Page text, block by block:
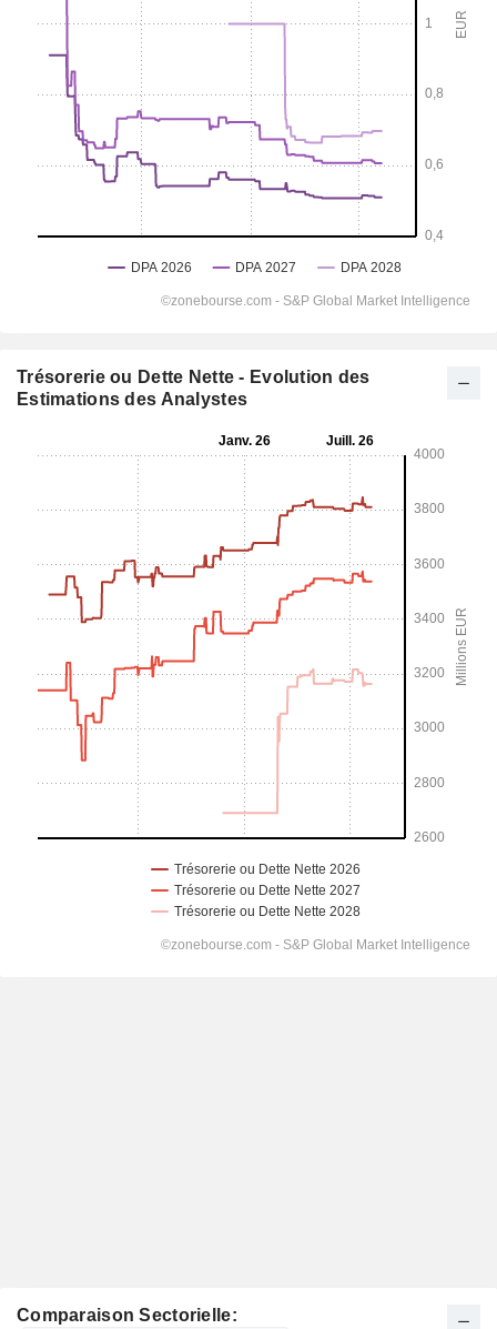
Trésorerie ou Dette Nette - Evolution des
Estimations des Analystes
Comparaison Sectorielle: